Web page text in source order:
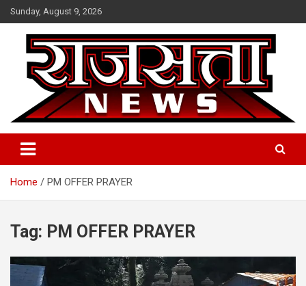
Skip
to
content
Sunday, August 9, 2026
Raj Satta News
Home PM OFFER PRAYER
Tag: PM OFFER PRAYER